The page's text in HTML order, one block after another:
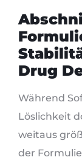
Drug
Während
Löslichkeit
weitaus
der